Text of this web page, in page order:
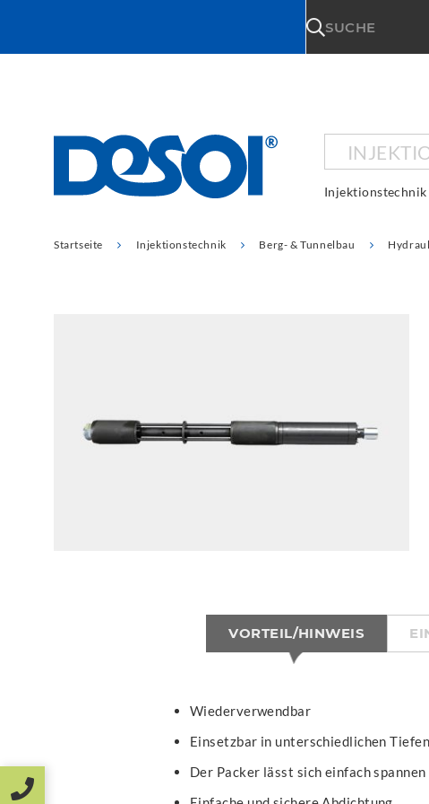
SUCHE
Injektionstechnik
Startseite Injektionstechnik Berg- & Tunnelbau
VORTEIL/HINWEIS
Wiederverwendbar
Einsetzbar in unterschiedlichen Tiefen
Der Packer lässt sich einfach spannen